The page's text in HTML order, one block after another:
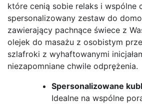
które cenią sobie relaks i wspólne
spersonalizowany zestaw do
zawierający pachnące świece z
olejek do masażu z osobistym
szlafroki z wyhaftowanymi
niezapomniane chwile odprężenia.
Spersonalizowane
Idealne na wspólne